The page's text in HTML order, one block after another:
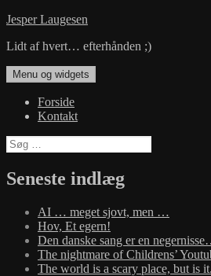
Hop
indhold
Jesper Laugesen
Lidt af hvert… efterhånden ;)
Menu og widgets
Forside
Kontakt
Søg
efter:
Seneste indlæg
AI … meget sjovt, men …
Hov, Et egern!
Den danske sang er en
The nightmare of Childrens’
The world is a scary place, but is